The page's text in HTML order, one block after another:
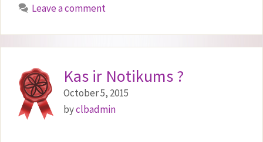
Leave a comment
Kas ir Notikums ?
October 5, 2015
byclbadmin